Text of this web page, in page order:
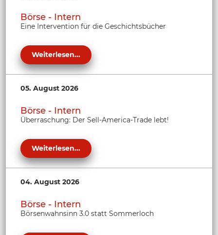
Börse - Intern
Eine Intervention für die Geschichtsbücher
Weiterlesen...
05. August 2026
Börse - Intern
Überraschung: Der Sell-America-Trade lebt!
Weiterlesen...
04. August 2026
Börse - Intern
Börsenwahnsinn 3.0 statt Sommerloch